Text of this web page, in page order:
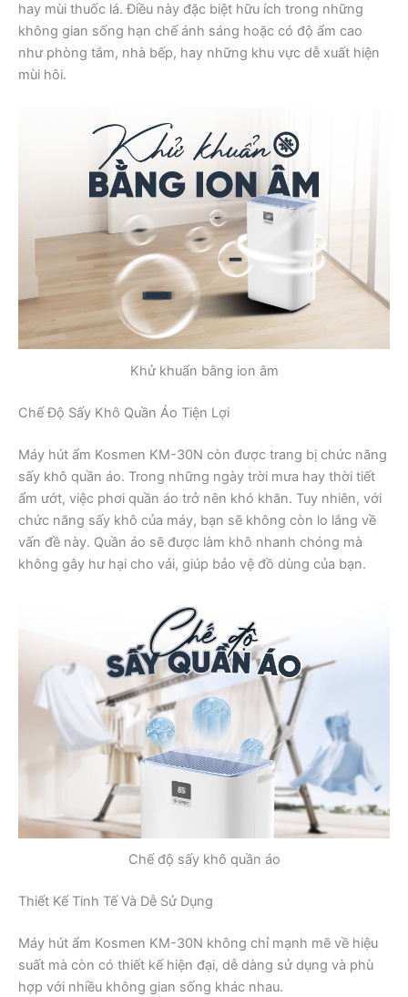
hay mùi thuốc lá. Điều này đặc biệt hữu ích trong những
không gian sống hạn chế ánh sáng hoặc có độ ẩm cao
như phòng tắm, nhà bếp, hay những khu vực dễ xuất hiện
mùi hôi.
Khử khuẩn bằng ion âm
Chế Độ Sấy Khô Quần Áo Tiện Lợi
Máy hút ẩm Kosmen KM-30N còn được trang bị chức năng
sấy khô quần áo. Trong những ngày trời mưa hay thời tiết
ẩm ướt, việc phơi quần áo trở nên khó khăn. Tuy nhiên, với
chức năng sấy khô của máy, bạn sẽ không còn lo lắng về
vấn đề này. Quần áo sẽ được làm khô nhanh chóng mà
không gây hư hại cho vải, giúp bảo vệ đồ dùng của bạn.
Chế độ sấy khô quần áo
Thiết Kế Tinh Tế Và Dễ Sử Dụng
Máy hút ẩm Kosmen KM-30N không chỉ mạnh mẽ về hiệu
suất mà còn có thiết kế hiện đại, dễ dàng sử dụng và phù
hợp với nhiều không gian sống khác nhau.